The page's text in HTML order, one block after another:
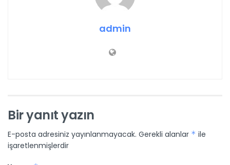
admin
Bir yanıt yazın
E-posta adresiniz yayınlanmayacak. Gerekli alanlar * ile
işaretlenmişlerdir